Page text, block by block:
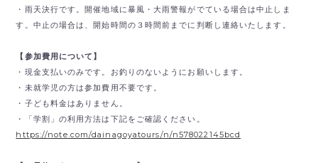
・雨天決行です。開催地域に暴風・大雨警報がでている場合は中止しま
す。中止の場合は、開始時間の３時間前までに判断し連絡いたします。
【参加費用について】
・現金支払いのみです。
お釣りのないようにお願いします。
・未就学児の方は参加費用不要です。
・子ども料金はありません。
・「学割」の利用方法は下記をご確認ください。
https://note.com/dainagoyatours/n/n578022145bcd